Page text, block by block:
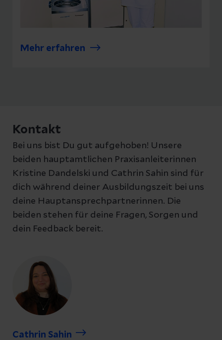
Mehr erfahren
Kontakt
Bei uns bist Du gut aufgehoben! Unsere
beiden hauptamtlichen Praxisanleiterinnen
Kristine Dandelski und Cathrin Sahin sind für
dich während deiner Ausbildungszeit bei uns
deine Hauptansprechpartnerinnen. Die
beiden stehen für deine Fragen, Sorgen und
dein Feedback bereit.
Cathrin Sahin